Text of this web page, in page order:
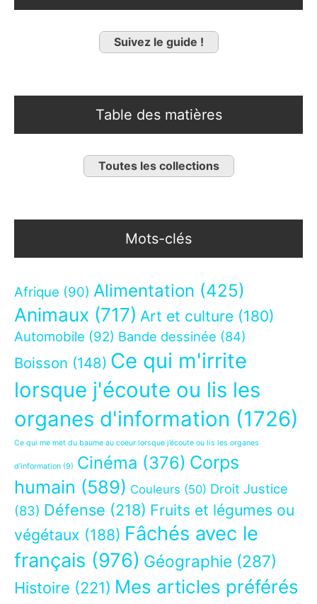
Suivez le guide !
Table des matières
Toutes les collections
Mots-clés
Afrique (90) Alimentation (425)
Animaux (717) Art et culture (180)
Automobile (92) Bande dessinée (84)
Boisson (148) Ce qui m'irrite
lorsque j'écoute ou lis les
organes d'information (1726)
Ce qui me met du baume au coeur lorsque j’écoute ou lis les organes
d’information (9) Cinéma (376) Corps
humain (589) Couleurs (50) Droit Justice
(83) Défense (218) Fruits et légumes ou
végétaux (188) Fâchés avec le
français (976) Géographie (287)
Histoire (221) Mes articles préférés